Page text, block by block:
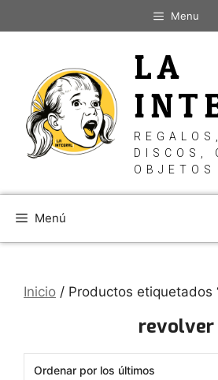
al
Menu
LA
DISCOS,
OBJETOS
Menú
Inicio / Productos etiquetados
revolver